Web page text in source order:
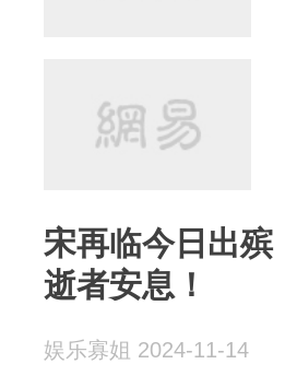
宋再临今日出殡
逝者安息！
娱乐寡姐 2024-11-14